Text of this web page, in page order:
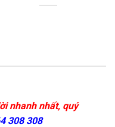
nhanh nhất, quý
308 308